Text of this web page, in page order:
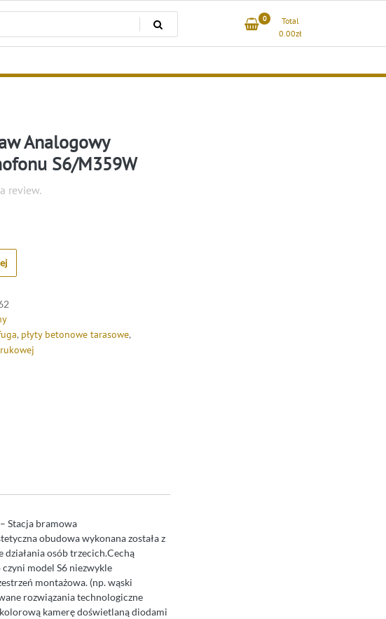
0
Total
0.00zł
Analogowy
S6/M359W
review.
, płyty betonowe tarasowe,
Stacja bramowa
obudowa wykonana została z
osób trzecich.Cechą
model S6 niezwykle
montażowa. (np. wąski
rozwiązania technologiczne
kamerę doświetlaną diodami